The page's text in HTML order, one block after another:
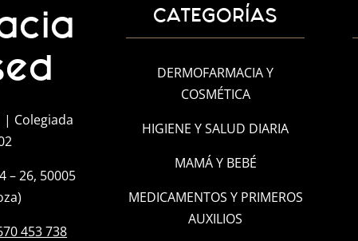
| Colegiada
– 26, 50005
453 738
CATEGORÍAS
DERMOFARMACIA Y
COSMÉTICA
HIGIENE Y SALUD DIARIA
MAMÁ Y BEBÉ
MEDICAMENTOS Y PRIMEROS
AUXILIOS